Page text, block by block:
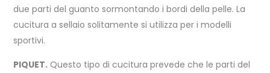
due parti del guanto sormontando i bordi della pelle. La
cucitura a sellaio solitamente si utilizza per i modelli
sportivi.
PIQUET.Questo tipo di cucitura prevede che le parti del